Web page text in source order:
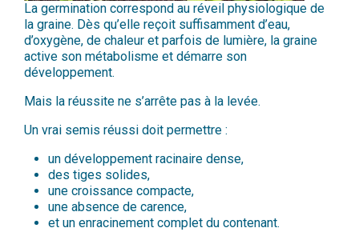
La germination correspond au réveil physiologique de
la graine. Dès qu’elle reçoit suffisamment d’eau,
d’oxygène, de chaleur et parfois de lumière, la graine
active son métabolisme et démarre son
développement.
Mais la réussite ne s’arrête pas à la levée.
Un vrai semis réussi doit permettre :
un développement racinaire dense,
des tiges solides,
une croissance compacte,
une absence de carence,
et un enracinement complet du contenant.